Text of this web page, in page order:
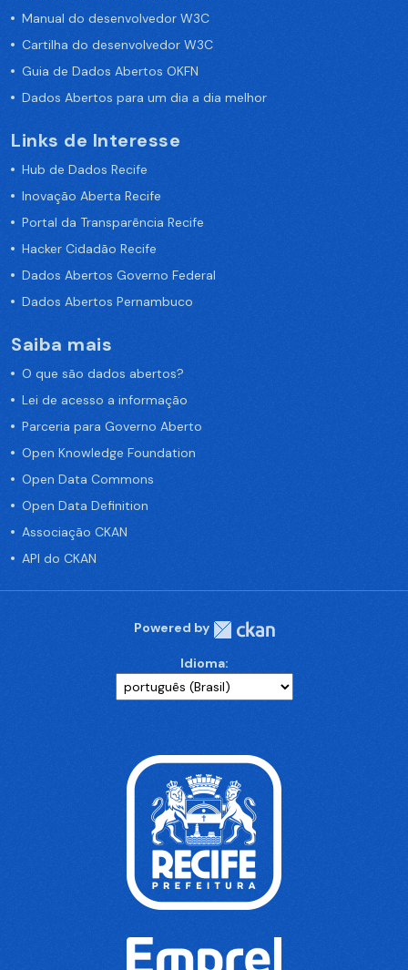
Manual do desenvolvedor W3C
Cartilha do desenvolvedor W3C
Guia de Dados Abertos OKFN
Dados Abertos para um dia a dia melhor
Links de Interesse
Hub de Dados Recife
Inovação Aberta Recife
Portal da Transparência Recife
Hacker Cidadão Recife
Dados Abertos Governo Federal
Dados Abertos Pernambuco
Saiba mais
O que são dados abertos?
Lei de acesso a informação
Parceria para Governo Aberto
Open Knowledge Foundation
Open Data Commons
Open Data Definition
Associação CKAN
API do CKAN
Powered by
Idioma